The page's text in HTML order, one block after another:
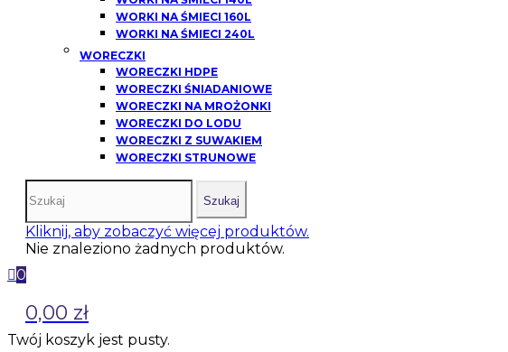
WORKI NA ŚMIECI 160L
WORKI NA ŚMIECI 240L
WORECZKI
WORECZKI HDPE
WORECZKI ŚNIADANIOWE
WORECZKI NA MROŻONKI
WORECZKI DO LODU
WORECZKI Z SUWAKIEM
WORECZKI STRUNOWE
Szukaj
Kliknij, aby zobaczyć więcej produktów.
Nie znaleziono żadnych produktów.
0
0,00 zł
Twój koszyk jest pusty.